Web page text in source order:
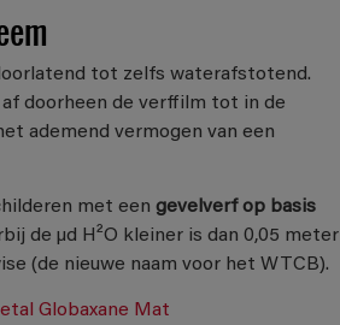
tot zelfs waterafstotend.
doorheen de verffilm tot in de
ademend vermogen van een
met eengevelverf op basis
de µd H²O kleiner is dan 0,05 meter
(de nieuwe naam voor het WTCB).
Globaxane Mat